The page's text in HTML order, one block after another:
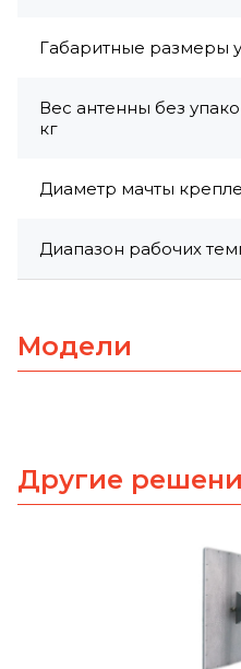
Габаритные размеры
Вес антенны без
кг
Диаметр мачты
Диапазон рабочих
Модели
Другие